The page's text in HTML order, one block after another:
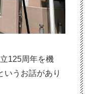
125周年を機
いうお話があり